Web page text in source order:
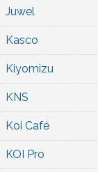
Juwel
Kasco
Kiyomizu
KNS
Koi Café
KOI Pro